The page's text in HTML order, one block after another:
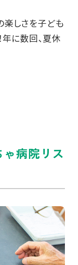
楽しさを子ども
年に数回、夏休
病院リス